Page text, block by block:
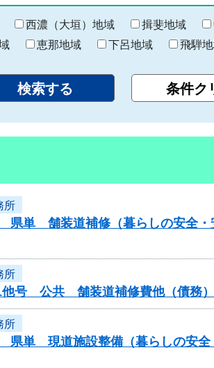
終
わ
り
西濃（大垣）地域 揖斐地域
恵那地域 下呂地域 飛騨
所
県単 舗装道補修（暮らしの安全・
所
他号 公共 舗装道補修費他（債務
所
県単 現道施設整備（暮らしの安